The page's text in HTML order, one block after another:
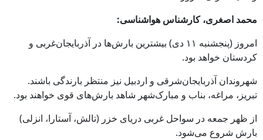
محمد اصغری، کارشناس هواشناسی:
امروز (پنجشنبه ۱۱ دی) بیشترین بارش‌ها در آذربایجان‌غربی و
کردستان خواهد بود.
شهروندان آذربایجان‌شرقی و اردبیل نیز منتظر بارندگی باشند.
تبریز، مراغه، بناب و مبارک‌شهر شاهد بارش‌های قوی خواهند بود.
از ظهر جمعه در سواحل غربی دریای خزر (تالش، آستارا، انزلی)
بارش شروع می‌شود.